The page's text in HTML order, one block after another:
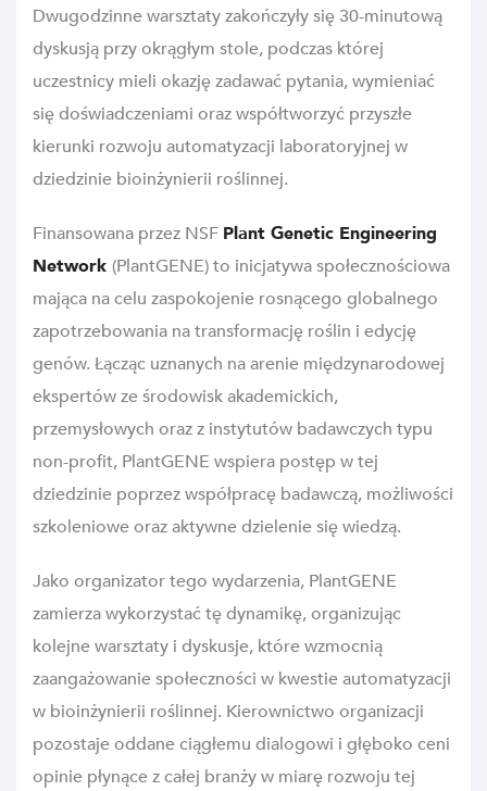
Dwugodzinne warsztaty zakończyły się 30-minutową
dyskusją przy okrągłym stole, podczas której
uczestnicy mieli okazję zadawać pytania, wymieniać
się doświadczeniami oraz współtworzyć przyszłe
kierunki rozwoju automatyzacji laboratoryjnej w
dziedzinie bioinżynierii roślinnej.
Finansowana przez NSF Plant Genetic Engineering
Network (PlantGENE) to inicjatywa społecznościowa
mająca na celu zaspokojenie rosnącego globalnego
zapotrzebowania na transformację roślin i edycję
genów. Łącząc uznanych na arenie międzynarodowej
ekspertów ze środowisk akademickich,
przemysłowych oraz z instytutów badawczych typu
non-profit, PlantGENE wspiera postęp w tej
dziedzinie poprzez współpracę badawczą, możliwości
szkoleniowe oraz aktywne dzielenie się wiedzą.
Jako organizator tego wydarzenia, PlantGENE
zamierza wykorzystać tę dynamikę, organizując
kolejne warsztaty i dyskusje, które wzmocnią
zaangażowanie społeczności w kwestie automatyzacji
w bioinżynierii roślinnej. Kierownictwo organizacji
pozostaje oddane ciągłemu dialogowi i głęboko ceni
opinie płynące z całej branży w miarę rozwoju tej